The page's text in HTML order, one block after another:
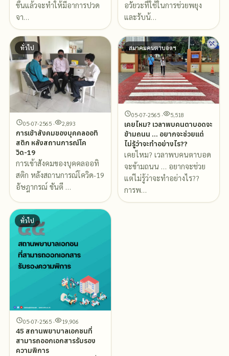
ขึ้นแล้วจะทำให้มีอาการปวด
จา…
อวัยวะที่ใช้ในการช่วยพยุง
และรับน้…
ทั่วไป
05-07-2565 · 2,893
การเข้าสังคมของบุคคลออทิ
สติก หลังสถานการณ์โค
วิด-19
การเข้าสังคมของบุคคลออทิ
สติก หลังสถานการณ์โควิด-19
อัษฎากรณ์ ขันตี …
สมาคมคนตาบอดฯ
05-07-2565 · 5,518
เคยไหม? เวลาพบคนตาบอดจะ
ข้ามถนน … อยากจะช่วยแต่
ไม่รู้ว่าจะทำอย่างไร??
เคยไหม? เวลาพบคนตาบอด
จะข้ามถนน … อยากจะช่วย
แต่ไม่รู้ว่าจะทำอย่างไร??
การพ…
ทั่วไป
05-07-2565 · 19,906
45 สถานพยาบาลเอกชนที่
สามารถออกเอกสารรับรอง
ความพิการ